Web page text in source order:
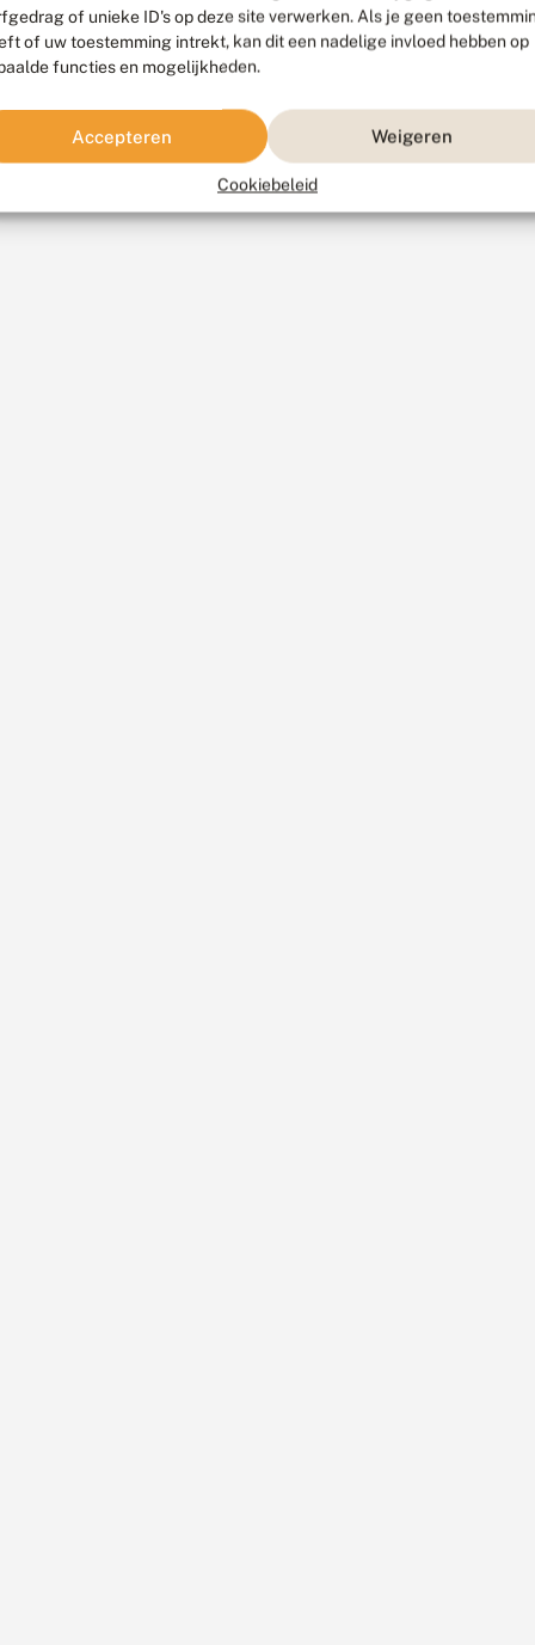
of unieke ID's op deze site verwerken. Als je geen
of uw toestemming intrekt, kan dit een nadelige invloed hebben op
functies en mogelijkheden.
Accepteren Weigeren
Cookiebeleid